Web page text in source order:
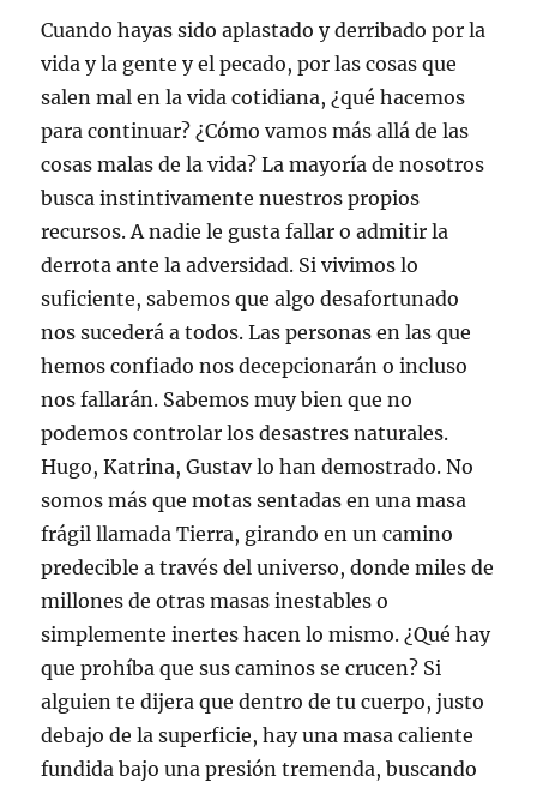
Cuando hayas sido aplastado y derribado por la
vida y la gente y el pecado, por las cosas que
salen mal en la vida cotidiana, ¿qué hacemos
para continuar? ¿Cómo vamos más allá de las
cosas malas de la vida? La mayoría de nosotros
busca instintivamente nuestros propios
recursos. A nadie le gusta fallar o admitir la
derrota ante la adversidad. Si vivimos lo
suficiente, sabemos que algo desafortunado
nos sucederá a todos. Las personas en las que
hemos confiado nos decepcionarán o incluso
nos fallarán. Sabemos muy bien que no
podemos controlar los desastres naturales.
Hugo, Katrina, Gustav lo han demostrado. No
somos más que motas sentadas en una masa
frágil llamada Tierra, girando en un camino
predecible a través del universo, donde miles de
millones de otras masas inestables o
simplemente inertes hacen lo mismo. ¿Qué hay
que prohíba que sus caminos se crucen? Si
alguien te dijera que dentro de tu cuerpo, justo
debajo de la superficie, hay una masa caliente
fundida bajo una presión tremenda, buscando